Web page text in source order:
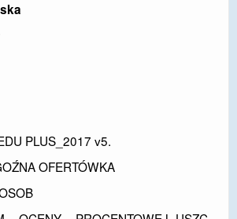
PLUS_2017 v5.
OFERTÓWKA